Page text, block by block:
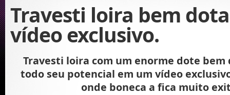
Travesti loira bem
vídeo exclusivo.
Travesti loira com um enorme dote
todo seu potencial em um vídeo
onde boneca a fica muito